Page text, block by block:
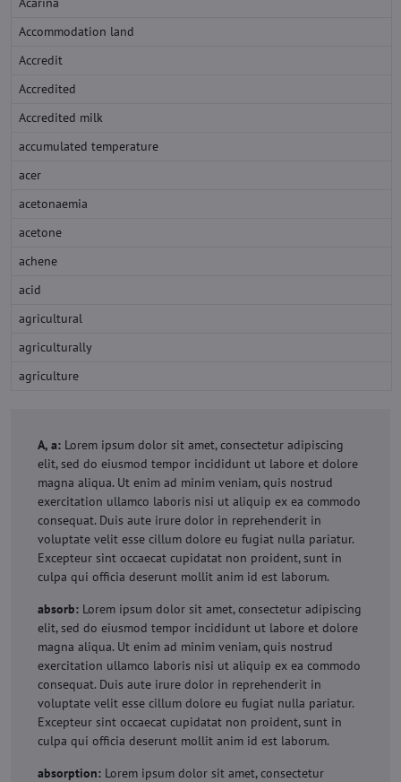
Accommodation land
Accredit
Accredited
Accredited milk
accumulated temperature
acer
acetonaemia
acetone
achene
acid
agricultural
agriculturally
agriculture
A, a: Lorem ipsum dolor sit amet, consectetur adipiscing
elit, sed do eiusmod tempor incididunt ut labore et dolore
magna aliqua. Ut enim ad minim veniam, quis nostrud
exercitation ullamco laboris nisi ut aliquip ex ea commodo
consequat. Duis aute irure dolor in reprehenderit in
voluptate velit esse cillum dolore eu fugiat nulla pariatur.
Excepteur sint occaecat cupidatat non proident, sunt in
culpa qui officia deserunt mollit anim id est laborum.
absorb: Lorem ipsum dolor sit amet, consectetur adipiscing
elit, sed do eiusmod tempor incididunt ut labore et dolore
magna aliqua. Ut enim ad minim veniam, quis nostrud
exercitation ullamco laboris nisi ut aliquip ex ea commodo
consequat. Duis aute irure dolor in reprehenderit in
voluptate velit esse cillum dolore eu fugiat nulla pariatur.
Excepteur sint occaecat cupidatat non proident, sunt in
culpa qui officia deserunt mollit anim id est laborum.
absorption: Lorem ipsum dolor sit amet, consectetur